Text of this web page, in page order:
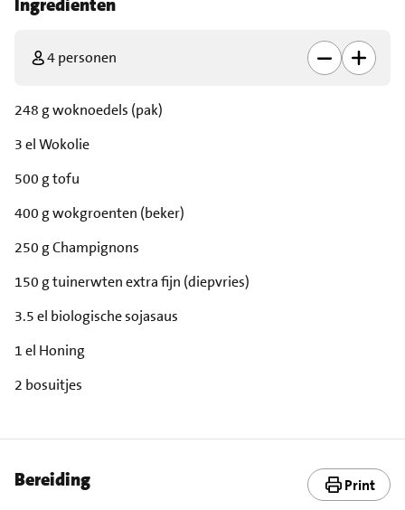
4 personen
248 g woknoedels (pak)
3 el Wokolie
500 g tofu
400 g wokgroenten (beker)
250 g Champignons
150 g tuinerwten extra fijn (diepvries)
3.5 el biologische sojasaus
1 el Honing
2 bosuitjes
Bereiding Print